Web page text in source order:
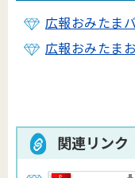
広報おみたま
広報おみたま
関連リンク